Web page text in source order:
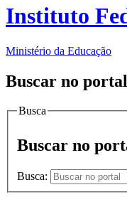
Instituto
Ministério da Educação
Buscar no portal
Busca
Buscar no
Busca: